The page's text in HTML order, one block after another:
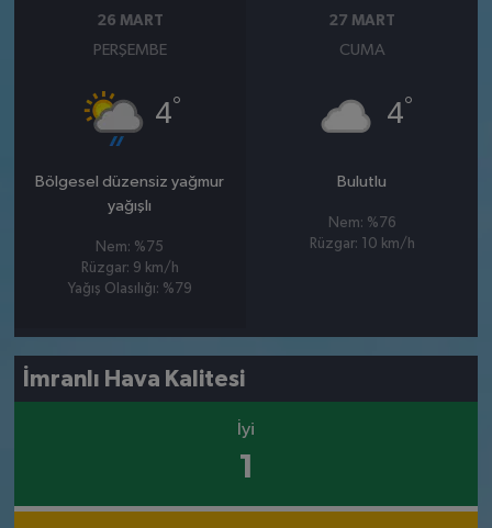
26 MART
PERŞEMBE
4°
Bölgesel düzensiz yağmur
yağışlı
Nem: %75
Rüzgar: 9 km/h
Yağış Olasılığı: %79
27 MART
CUMA
4°
Bulutlu
Nem: %76
Rüzgar: 10 km/h
İmranlı Hava Kalitesi
İyi
1